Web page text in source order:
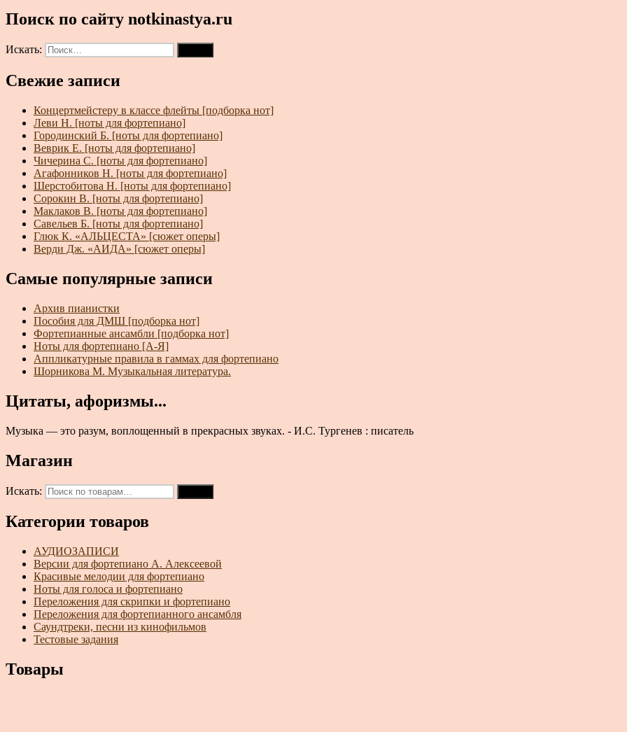
Поиск по сайту notkinastya.ru
Искать:
Свежие записи
Концертмейстеру в классе флейты [подборка нот]
Леви Н. [ноты для фортепиано]
Городинский Б. [ноты для фортепиано]
Веврик Е. [ноты для фортепиано]
Чичерина С. [ноты для фортепиано]
Агафонников Н. [ноты для фортепиано]
Шерстобитова Н. [ноты для фортепиано]
Сорокин В. [ноты для фортепиано]
Маклаков В. [ноты для фортепиано]
Савельев Б. [ноты для фортепиано]
Глюк К. «АЛЬЦЕСТА» [сюжет оперы]
Верди Дж. «АИДА» [сюжет оперы]
Самые популярные записи
Архив пианистки
Пособия для ДМШ [подборка нот]
Фортепианные ансамбли [подборка нот]
Ноты для фортепиано [А-Я]
Аппликатурные правила в гаммах для фортепиано
Шорникова М. Музыкальная литература.
Цитаты, афоризмы...
Музыка — это разум, воплощенный в прекрасных звуках. - И.С. Тургенев : писатель
Магазин
Искать:
Категории товаров
АУДИОЗАПИСИ
Версии для фортепиано А. Алексеевой
Красивые мелодии для фортепиано
Ноты для голоса и фортепиано
Переложения для скрипки и фортепиано
Переложения для фортепианного ансамбля
Саундтреки, песни из кинофильмов
Тестовые задания
Товары